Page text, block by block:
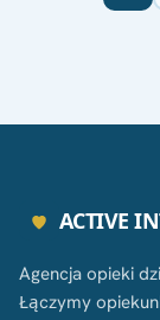
ACTIVE
Agencja opieki
Łączymy